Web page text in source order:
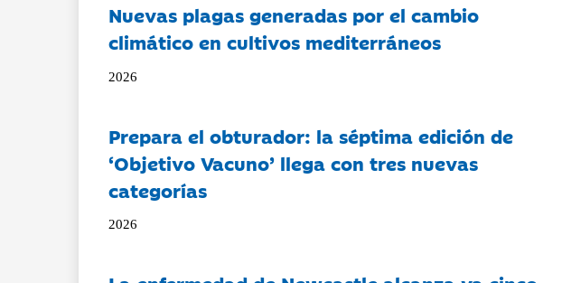
Nuevas plagas generadas por el cambio
climático en cultivos mediterráneos
2026
Prepara el obturador: la séptima edición de
‘Objetivo Vacuno’ llega con tres nuevas
categorías
2026